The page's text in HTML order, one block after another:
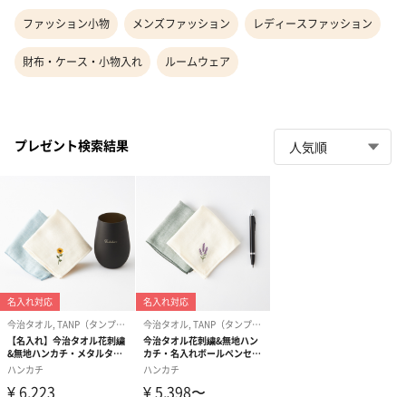
ファッション小物 メンズファッション レディースファッション
財布・ケース・小物入れ ルームウェア
プレゼント検索結果